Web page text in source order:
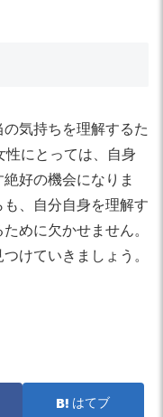
気持ちを理解するた
性にとっては、自身
好の機会になりま
、自分自身を理解す
めに欠かせません。
けていきましょう。
はてブ